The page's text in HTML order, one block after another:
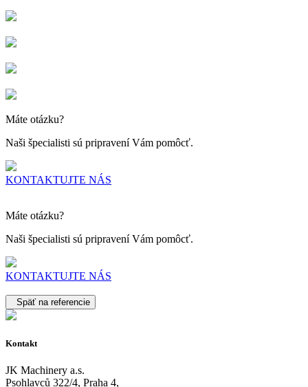
Máte otázku?
Naši špecialisti sú pripravení Vám pomôcť.
KONTAKTUJTE NÁS
Máte otázku?
Naši špecialisti sú pripravení Vám pomôcť.
KONTAKTUJTE NÁS
Späť na referencie
Kontakt
JK Machinery a.s.
Psohlavců 322/4, Praha 4,